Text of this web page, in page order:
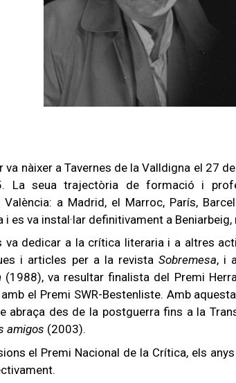
va nàixer a Tavernes de la Valldigna el 27
La seua trajectòria de formació i
a Madrid, el Marroc, París,
es va instal·lar definitivament a Beniarbeig,
va dedicar a la crítica literaria i a altres
i articles per a la revistaSobremesa, i
(1988), va resultar finalista del Premi
el Premi SWR-Bestenliste. Amb
abraça des de la postguerra fins a la
amigos (2003).
el Premi Nacional de la Crítica, els